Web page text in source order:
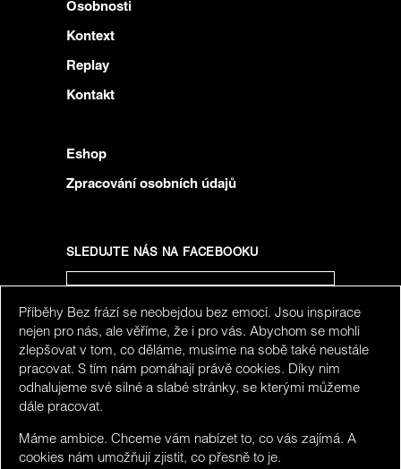
Osobnosti
Kontext
Replay
Kontakt
Eshop
Zpracování osobních údajů
SLEDUJTE NÁS NA FACEBOOKU
SLEDUJTE NÁS NA INSTAGRAMU
Příběhy Bez frází se neobejdou bez emocí. Jsou inspirace
nejen pro nás, ale věříme, že i pro vás. Abychom se mohli
zlepšovat v tom, co děláme, musíme na sobě také neustále
pracovat. S tím nám pomáhají právě cookies. Díky nim
odhalujeme své silné a slabé stránky, se kterými můžeme
dále pracovat.
Máme ambice. Chceme vám nabízet to, co vás zajímá. A
cookies nám umožňují zjistit, co přesně to je.